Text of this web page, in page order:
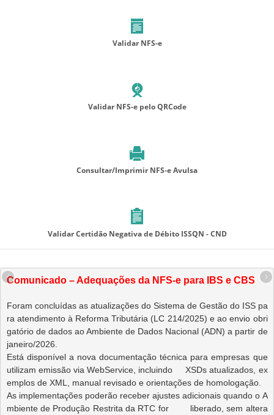
Validar NFS-e
Validar NFS-e pelo QRCode
Consultar/Imprimir NFS-e Avulsa
Validar Certidão Negativa de Débito ISSQN - CND
Comunicado – Adequações da NFS-e para IBS e CBS
Foram concluídas as atualizações do Sistema de Gestão do ISS pa
ra atendimento à Reforma Tributária (LC 214/2025) e ao envio obri
gatório de dados ao Ambiente de Dados Nacional (ADN) a partir de
janeiro/2026.
Está disponível a nova documentação técnica para empresas que
utilizam emissão via WebService, incluindo     XSDs atualizados, ex
emplos de XML, manual revisado e orientações de homologação.
As implementações poderão receber ajustes adicionais quando o A
mbiente de Produção Restrita da RTC for        liberado, sem altera
‹ ›